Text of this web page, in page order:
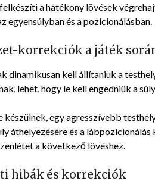
a hatékony lövések
egyensúlyban és a pozicionálásban.
korrekciók a játék
dinamikusan kell állítaniuk a
lehet, hogy le kell engedniük a
készülnek, egy agresszívebb
áthelyezésére és a
a következő lövéshez.
hibák és korrekciók